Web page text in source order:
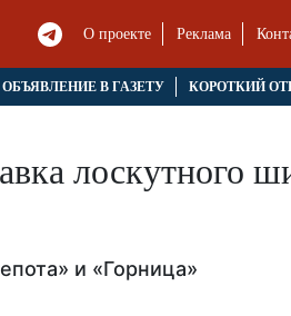
О проекте Реклама
ОБЪЯВЛЕНИЕ В ГАЗЕТУ КОРОТКИЙ
лоскутного
и «Горница»